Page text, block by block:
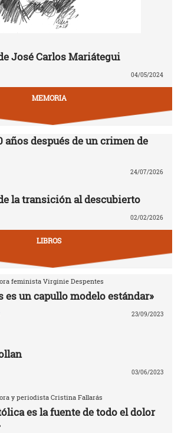
José Carlos Mariátegui
04/05/2024
MEMORIA
años después de un crimen de
24/07/2026
la transición al descubierto
02/02/2026
LIBROS
feminista Virginie Despentes
es un capullo modelo estándar»
23/09/2023
03/06/2023
y periodista Cristina Fallarás
es la fuente de todo el dolor